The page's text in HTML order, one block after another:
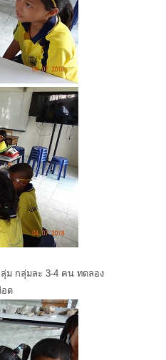
ม กลุ่มละ 3-4 คน ทดลอง
อด